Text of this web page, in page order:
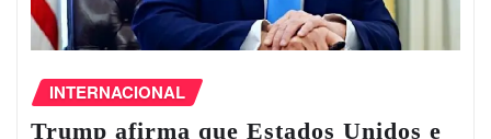
INTERNACIONAL
Trump afirma que Estados Unidos e